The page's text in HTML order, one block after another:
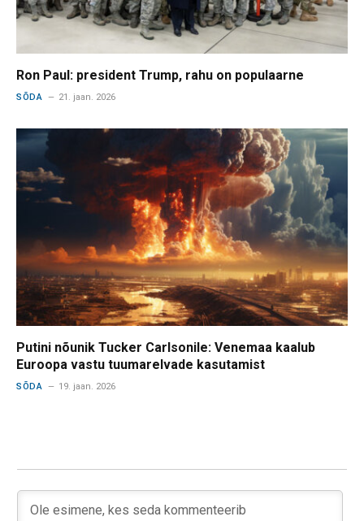
Ron Paul: president Trump, rahu on populaarne
SÕDA 21. jaan. 2026
Putini nõunik Tucker Carlsonile: Venemaa kaalub
Euroopa vastu tuumarelvade kasutamist
SÕDA 19. jaan. 2026